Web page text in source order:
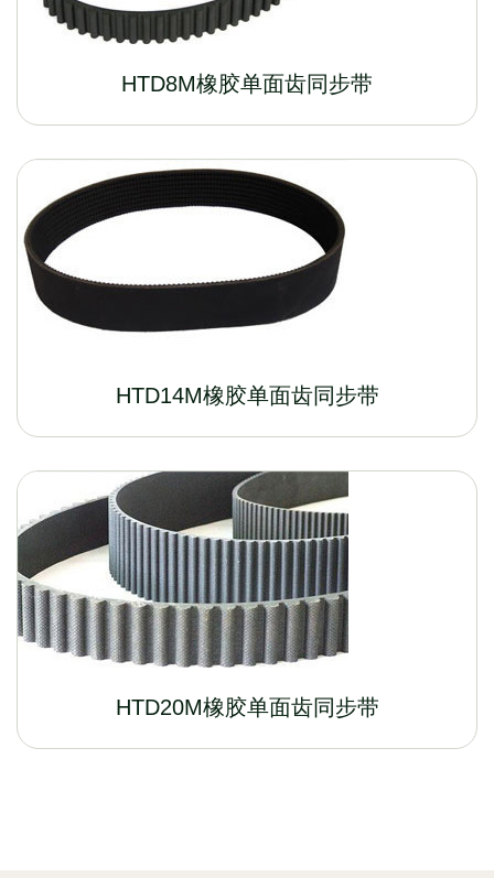
HTD8M橡胶单面齿同步带
HTD14M橡胶单面齿同步带
HTD20M橡胶单面齿同步带